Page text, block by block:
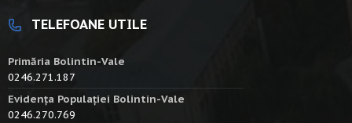
TELEFOANE UTILE
Primăria Bolintin-Vale
0246.271.187
Evidența Populației Bolintin-Vale
0246.270.769